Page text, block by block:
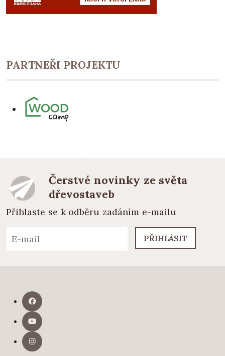
PARTNEŘI PROJEKTU
Čerstvé novinky ze světa
dřevostaveb
Přihlaste se k odběru zadáním e-mailu
PŘIHLÁSIT